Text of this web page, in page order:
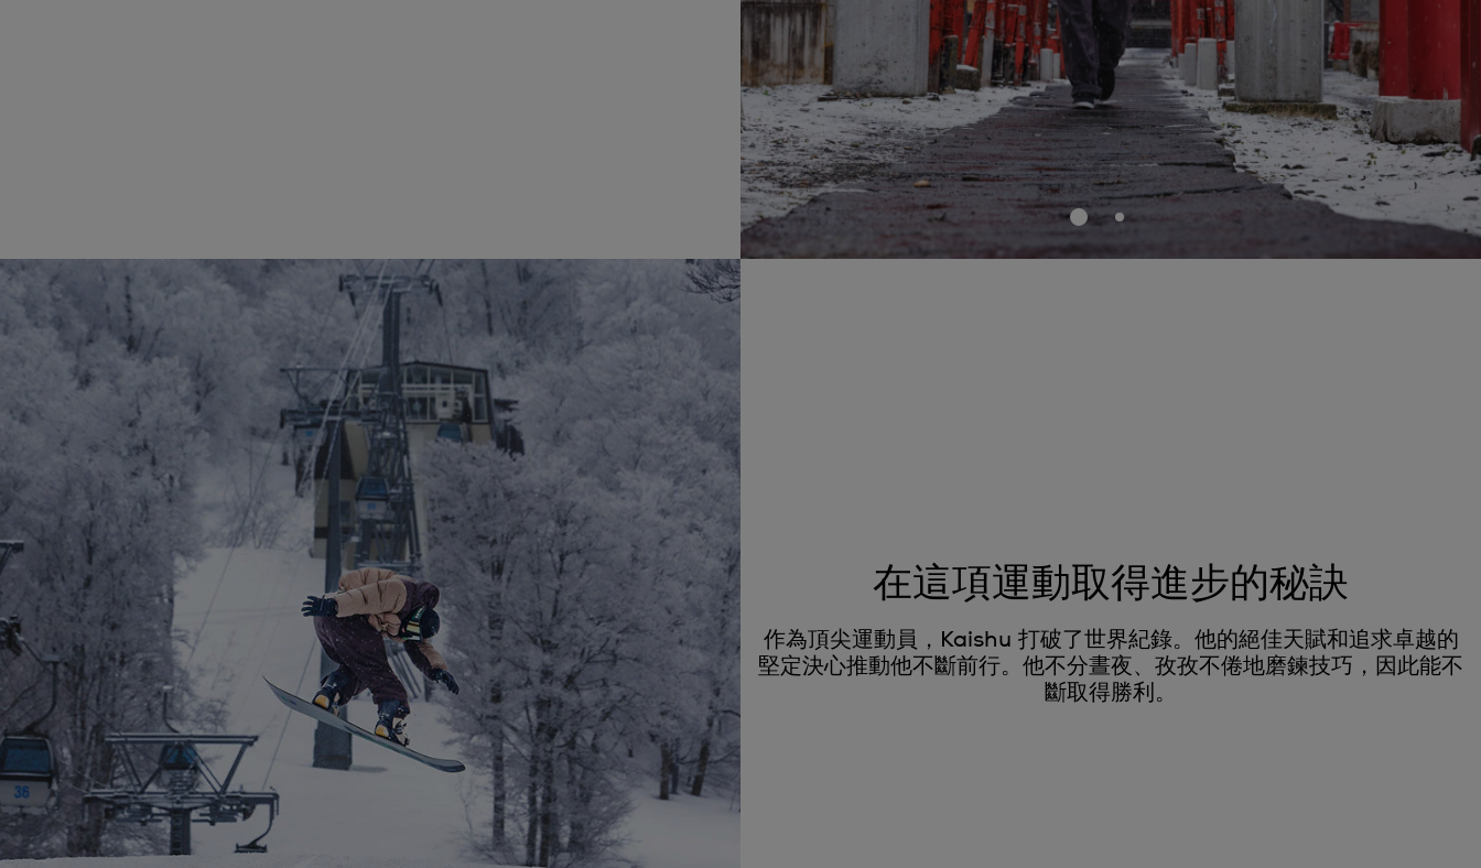
在這項運動取得進步的秘訣
作為頂尖運動員，Kaishu 打破了世界紀錄。他的絕佳天賦和追求卓越的
堅定決心推動他不斷前行。他不分晝夜、孜孜不倦地磨鍊技巧，因此能不
斷取得勝利。